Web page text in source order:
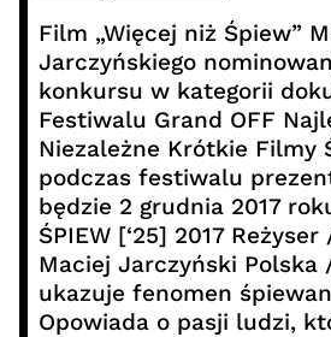
Film „Więcej niż Śpiew”
Jarczyńskiego
konkursu w kategorii
Festiwalu Grand OFF
Niezależne Krótkie Filmy
podczas festiwalu
będzie 2 grudnia 2017
ŚPIEW [‘25] 2017
Maciej Jarczyński Polska
ukazuje fenomen
Opowiada o pasji ludzi,